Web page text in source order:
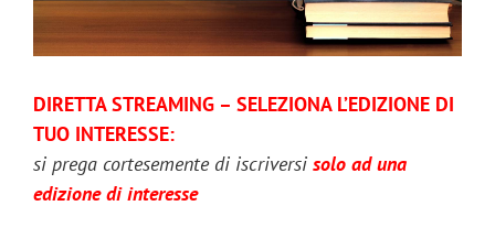
DIRETTA STREAMING – SELEZIONA L’EDIZIONE DI
TUO INTERESSE:
si prega cortesemente di iscriversi solo ad una
edizione di interesse